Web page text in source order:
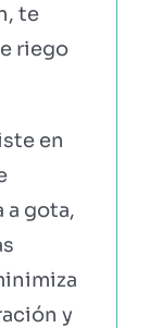
te
riego
en
a gota,
y